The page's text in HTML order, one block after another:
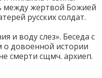
между жертвой Божией
русских солдат.
и воду слез». Беседа с
довоенной истории
смерти сщмч. архиеп.